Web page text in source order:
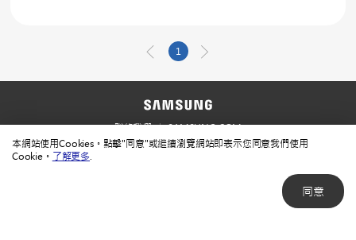
本網站使用Cookies。點擊"同意"或繼續瀏覽網站即表示您同意我們使用
Cookie。 了解更多
同意
1
聯絡我們
SAMSUNG.COM
使用規範
隱私規範